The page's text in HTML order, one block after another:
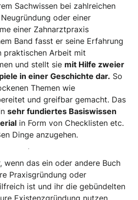
Sachwissen bei zahlreichen
oder einer
einer Zahnarztpraxis
Band fasst er seine Erfahrung
praktischen Arbeit mit
und stellt sie mit Hilfe zweier
in einer Geschichte dar. So
Themen wie
und greifbar gemacht. Das
sehr fundiertes Basiswissen
in Form von Checklisten etc.
Dinge anzugehen.
wenn das ein oder andere Buch
Praxisgründung oder
ist und ihr die gebündelten